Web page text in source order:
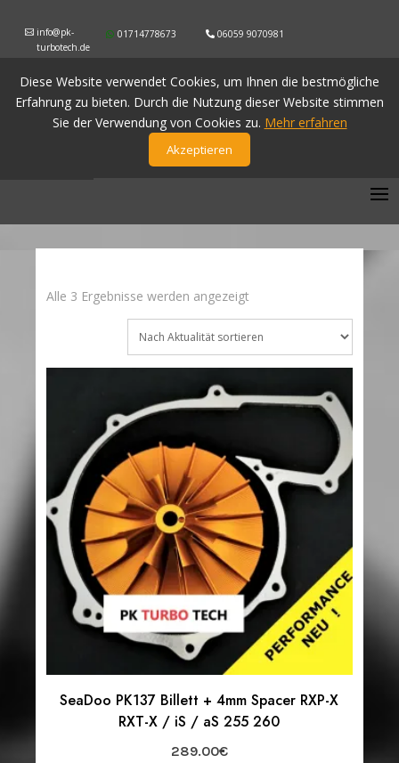
info@pk-
turbotech.de
Diese Website verwendet Cookies, um Ihnen die bestmögliche
Erfahrung zu bieten. Durch die Nutzung dieser Website stimmen
Sie der Verwendung von Cookies zu. Mehr erfahren
Akzeptieren
01714778673 06059 9070981
Alle 3 Ergebnisse werden angezeigtNach
Aktualität
sortiert
SeaDoo PK137 Billett + 4mm Spacer RXP-X
RXT-X / iS / aS 255 260
289.00€